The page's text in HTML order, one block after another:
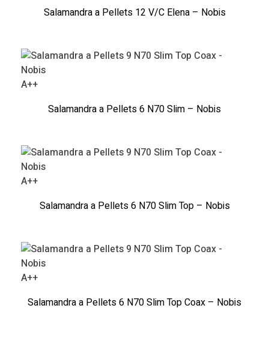
Salamandra a Pellets 12 V/C Elena – Nobis
A++
Salamandra a Pellets 6 N70 Slim – Nobis
A++
Salamandra a Pellets 6 N70 Slim Top – Nobis
A++
Salamandra a Pellets 6 N70 Slim Top Coax – Nobis